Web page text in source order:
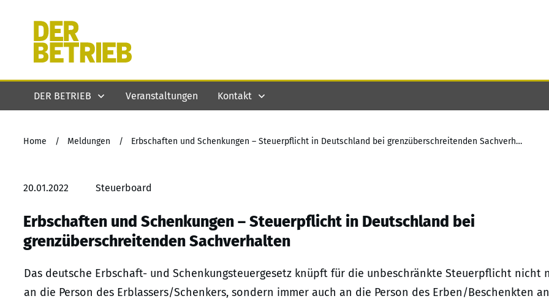
DER BETRIEB Veranstaltungen Kontakt
Home / Meldungen / Erbschaften und Schenkungen – Steuerpflicht in Deutschland bei grenzüberschreitenden Sachverhalten
20.01.2022 Steuerboard
Erbschaften und Schenkungen – Steuerpflicht in Deutschland bei
grenzüberschreitenden Sachverhalten
Das deutsche Erbschaft- und Schenkungsteuergesetz knüpft für die unbeschränkte Steuerpflicht nicht
an die Person des Erblassers/Schenkers, sondern immer auch an die Person des Erben/Beschenkten an